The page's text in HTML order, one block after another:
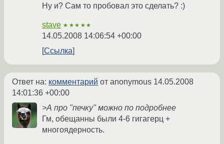
Ну и? Сам то пробовал это сделать? :)
stave ★★★★★
14.05.2008 14:06:54 +00:00
Ссылка
Ответ на: комментарий от anonymous 14.05.2008
14:01:36 +00:00
>А про "печку" можно по подробнее
Гм, обещанны были 4-6 гигагерц +
многоядерность.